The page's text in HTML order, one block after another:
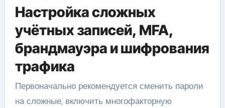
Настройка сложных
учётных записей, MFA,
брандмауэра и шифрования
трафика
Первоначально рекомендуется сменить пароли
на сложные, включить многофакторную